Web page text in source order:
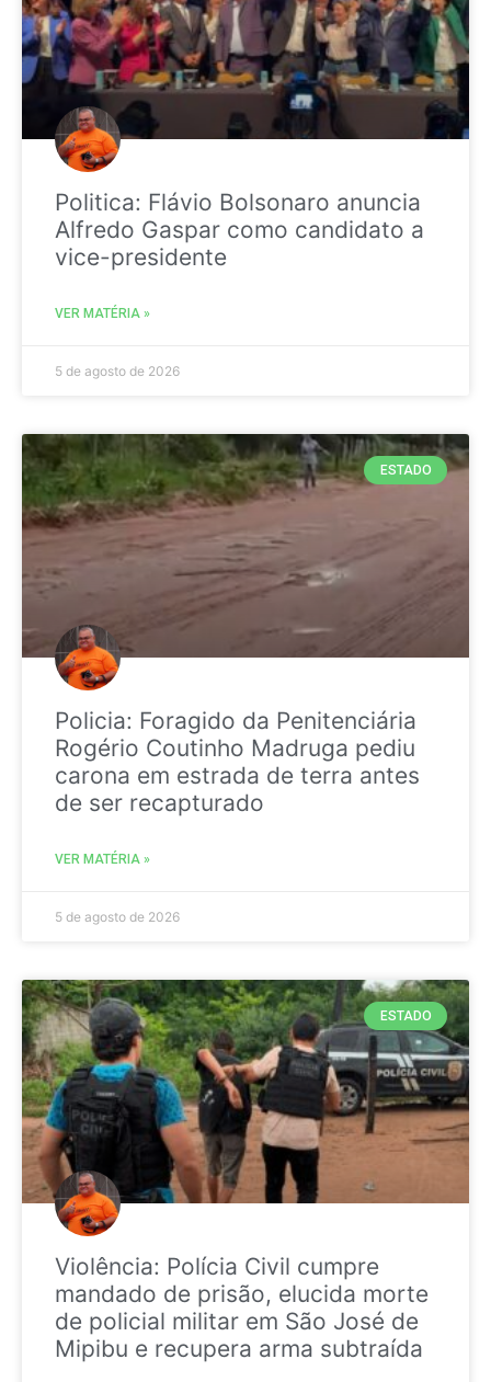
Politica: Flávio Bolsonaro anuncia
Alfredo Gaspar como candidato a
vice-presidente
VER MATÉRIA »
5 de agosto de 2026
ESTADO
Policia: Foragido da Penitenciária
Rogério Coutinho Madruga pediu
carona em estrada de terra antes
de ser recapturado
VER MATÉRIA »
5 de agosto de 2026
ESTADO
Violência: Polícia Civil cumpre
mandado de prisão, elucida morte
de policial militar em São José de
Mipibu e recupera arma subtraída